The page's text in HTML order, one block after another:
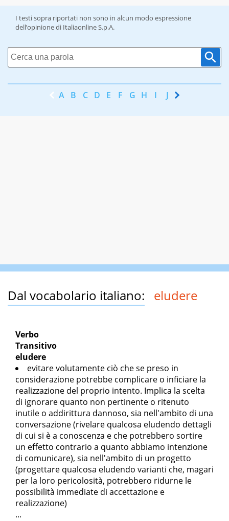
I testi sopra riportati non sono in alcun modo espressione
dell’opinione di Italiaonline S.p.A.
A B C D E F G H I J K
Dal vocabolario italiano: eludere
Verbo
Transitivo
eludere
evitare volutamente ciò che se preso in
considerazione potrebbe complicare o inficiare la
realizzazione del proprio intento. Implica la scelta
di ignorare quanto non pertinente o ritenuto
inutile o addirittura dannoso, sia nell'ambito di una
conversazione (rivelare qualcosa eludendo dettagli
di cui si è a conoscenza e che potrebbero sortire
un effetto contrario a quanto abbiamo intenzione
di comunicare), sia nell'ambito di un progetto
(progettare qualcosa eludendo varianti che, magari
per la loro pericolosità, potrebbero ridurne le
possibilità immediate di accettazione e
realizzazione)
...